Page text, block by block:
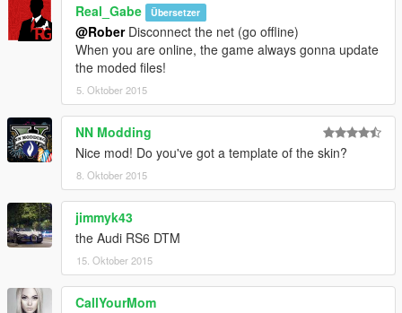
Real_Gabe Übersetzer
@RoberDisconnect the net (go offline)
When you are online, the game always gonna update
the moded files!
5. Oktober 2015
NN Modding
Nice mod! Do you've got a template of the skin?
8. Oktober 2015
jimmyk43
the Audi RS6 DTM
15. Oktober 2015
CallYourMom